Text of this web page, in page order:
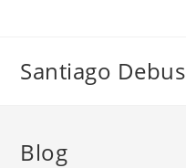
Santiago Debus
Blog